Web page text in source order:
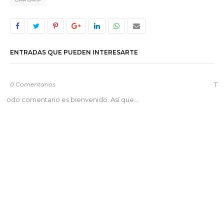
ENTRADAS QUE PUEDEN INTERESARTE
0 Comentarios
T
odo comentario es bienvenido. Así que...